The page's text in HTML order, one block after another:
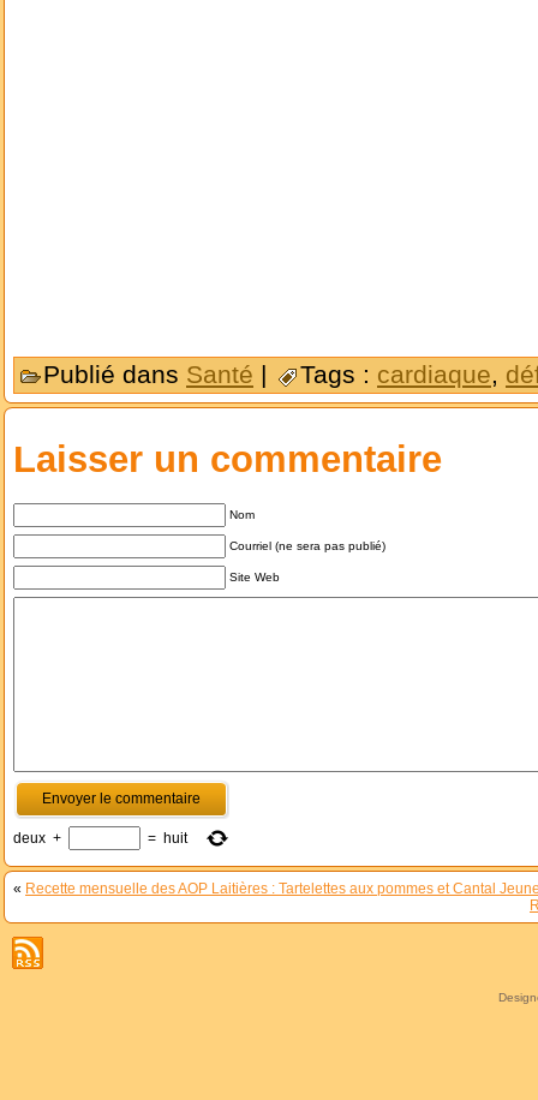
Publié dans Santé | Tags : cardiaque,
Laisser un commentaire
Nom
Courriel (ne sera pas publié)
Site Web
deux + = huit
« Recette mensuelle des AOP Laitières : Tartelettes aux pommes et Cantal